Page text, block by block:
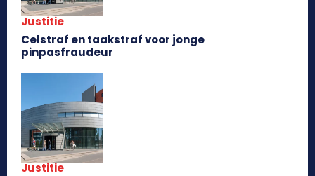
Justitie
Celstraf en taakstraf voor jonge
pinpasfraudeur
Justitie